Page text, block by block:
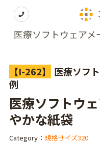
医療ソフトウェア
【I-262】
医療ソフ
例
医療ソフトウ
やかな紙袋
Category： 規格サイズ320